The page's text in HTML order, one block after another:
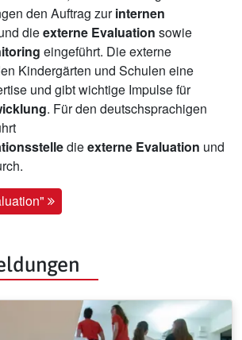
den Auftrag zurinternen
dieexterne Evaluation sowie
eingeführt. Die externe
Kindergärten und Schulen eine
und gibt wichtige Impulse für
. Für den deutschsprachigen
dieexterne Evaluation und